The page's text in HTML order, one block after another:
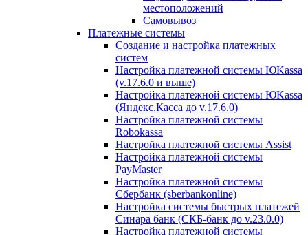
местоположений
Самовывоз
Платежные системы
Создание и настройка платежных
систем
Настройка платежной системы ЮKassa
(v.17.6.0 и выше)
Настройка платежной системы ЮKassa
(Яндекс.Касса до v.17.6.0)
Настройка платежной системы
Robokassa
Настройка платежной системы Assist
Настройка платежной системы
PayMaster
Настройка платежной системы
Сбербанк (sberbankonline)
Настройка системы быстрых платежей
Синара банк (СКБ-банк до v.23.0.0)
Настройка платежной системы